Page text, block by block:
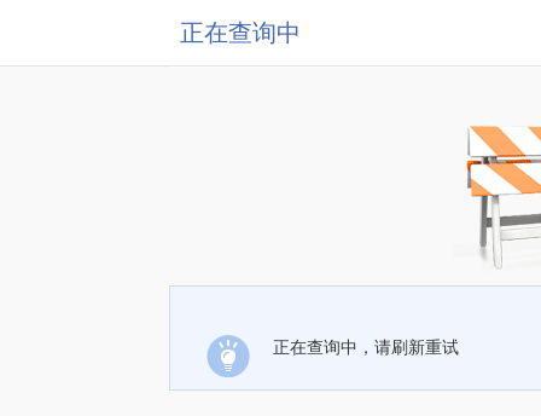
正在查询中
正在查询中，请刷新重试